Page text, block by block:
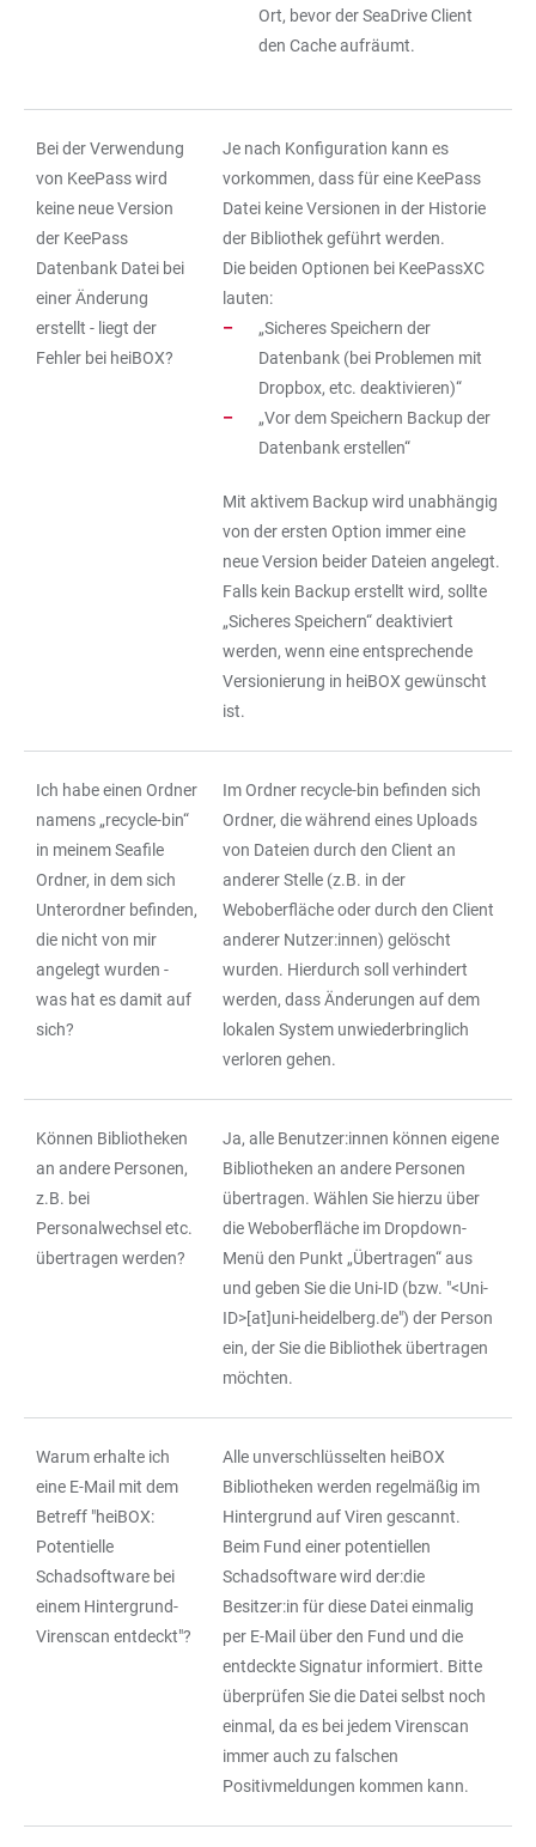
Ort, bevor der SeaDrive Client
den Cache aufräumt.
Bei der Verwendung
von KeePass wird
keine neue Version
der KeePass
Datenbank Datei bei
einer Änderung
erstellt - liegt der
Fehler bei heiBOX?
Je nach Konfiguration kann es
vorkommen, dass für eine KeePass
Datei keine Versionen in der Historie
der Bibliothek geführt werden.
Die beiden Optionen bei KeePassXC
lauten:
„Sicheres Speichern der
Datenbank (bei Problemen mit
Dropbox, etc. deaktivieren)“
„Vor dem Speichern Backup der
Datenbank erstellen“
Mit aktivem Backup wird unabhängig
von der ersten Option immer eine
neue Version beider Dateien angelegt.
Falls kein Backup erstellt wird, sollte
„Sicheres Speichern“ deaktiviert
werden, wenn eine entsprechende
Versionierung in heiBOX gewünscht
ist.
Ich habe einen Ordner
namens „recycle-bin“
in meinem Seafile
Ordner, in dem sich
Unterordner befinden,
die nicht von mir
angelegt wurden -
was hat es damit auf
sich?
Im Ordner recycle-bin befinden sich
Ordner, die während eines Uploads
von Dateien durch den Client an
anderer Stelle (z.B. in der
Weboberfläche oder durch den Client
anderer Nutzer:innen) gelöscht
wurden. Hierdurch soll verhindert
werden, dass Änderungen auf dem
lokalen System unwiederbringlich
verloren gehen.
Können Bibliotheken
an andere Personen,
z.B. bei
Personalwechsel etc.
übertragen werden?
Ja, alle Benutzer:innen können eigene
Bibliotheken an andere Personen
übertragen. Wählen Sie hierzu über
die Weboberfläche im Dropdown-
Menü den Punkt „Übertragen“ aus
und geben Sie die Uni-ID (bzw. "<Uni-
ID>[at]uni-heidelberg.de") der Person
ein, der Sie die Bibliothek übertragen
möchten.
Warum erhalte ich
eine E-Mail mit dem
Betreff "heiBOX:
Potentielle
Schadsoftware bei
einem Hintergrund-
Virenscan entdeckt"?
Alle unverschlüsselten heiBOX
Bibliotheken werden regelmäßig im
Hintergrund auf Viren gescannt.
Beim Fund einer potentiellen
Schadsoftware wird der:die
Besitzer:in für diese Datei einmalig
per E-Mail über den Fund und die
entdeckte Signatur informiert. Bitte
überprüfen Sie die Datei selbst noch
einmal, da es bei jedem Virenscan
immer auch zu falschen
Positivmeldungen kommen kann.